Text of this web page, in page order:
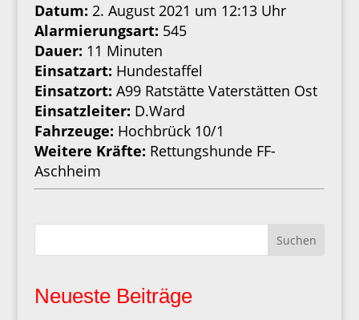
Datum: 2. August 2021 um 12:13 Uhr
Alarmierungsart: 545
Dauer: 11 Minuten
Einsatzart: Hundestaffel
Einsatzort: A99 Ratstätte Vaterstätten Ost
Einsatzleiter: D.Ward
Fahrzeuge: Hochbrück 10/1
Weitere Kräfte: Rettungshunde FF-
Aschheim
Suchen
Neueste Beiträge